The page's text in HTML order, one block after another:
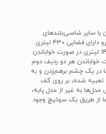
با سایر شاسی‌بلند‌های
لوکس بزرگ مقایسه کرد. این خودرو دارای فضایی 430 لیتری
در پشت ردیف سوم صندلی‌ها، 1461 لیتری در صورت خواباندن
در صورت خواباندن هر دو ردیف دوم
یک چشم برهم‌زدن و به
شده، بر روی کف
به غیر از مدل پایه،
از طریق یک سوئیچ وجود